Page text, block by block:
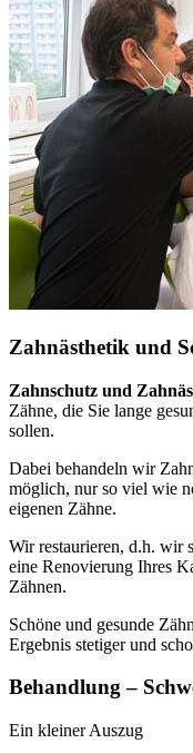
Zahnästhetik und
Zahnschutz und
Zähne, die Sie lange
sollen.
Dabei behandeln wir
möglich, nur so viel wie
eigenen Zähne.
Wir restaurieren, d.h. wir
eine Renovierung Ihres
Zähnen.
Schöne und gesunde
Ergebnis stetiger und
Behandlung –
Ein kleiner Auszug